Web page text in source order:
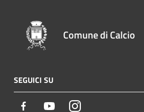
Comune di Calcio
SEGUICI SU
Facebook YoutubeInstagram